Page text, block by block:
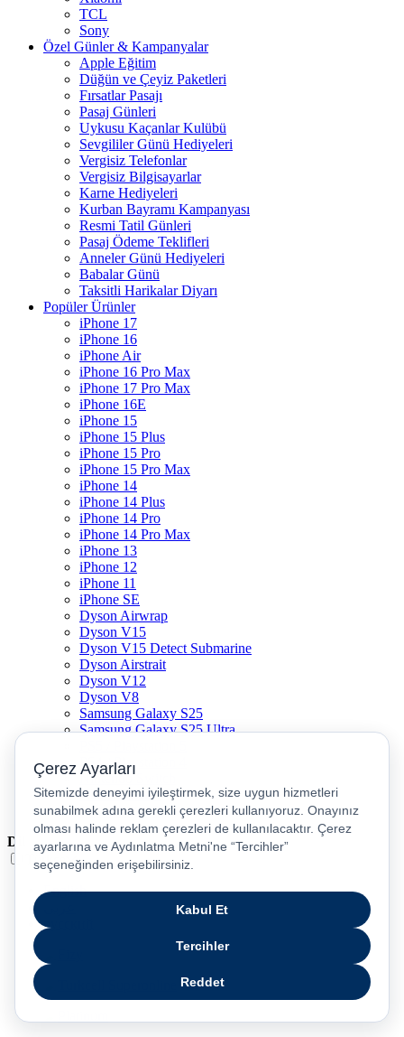
TCL
Sony
Özel Günler & Kampanyalar
Apple Eğitim
Düğün ve Çeyiz Paketleri
Fırsatlar Pasajı
Pasaj Günleri
Uykusu Kaçanlar Kulübü
Sevgililer Günü Hediyeleri
Vergisiz Telefonlar
Vergisiz Bilgisayarlar
Karne Hediyeleri
Kurban Bayramı Kampanyası
Resmi Tatil Günleri
Pasaj Ödeme Teklifleri
Anneler Günü Hediyeleri
Babalar Günü
Taksitli Harikalar Diyarı
Popüler Ürünler
iPhone 17
iPhone 16
iPhone Air
iPhone 16 Pro Max
iPhone 17 Pro Max
iPhone 16E
iPhone 15
iPhone 15 Plus
iPhone 15 Pro
iPhone 15 Pro Max
iPhone 14
iPhone 14 Plus
iPhone 14 Pro
iPhone 14 Pro Max
iPhone 13
iPhone 12
iPhone 11
iPhone SE
Dyson Airwrap
Dyson V15
Dyson V15 Detect Submarine
Dyson Airstrait
Dyson V12
Dyson V8
Samsung Galaxy S25
Samsung Galaxy S25 Ultra
PS4 / Playstation 4
Nintendo Switch
Xbox Series S
Xbox Series X
Dil
Türkçe
English
русский